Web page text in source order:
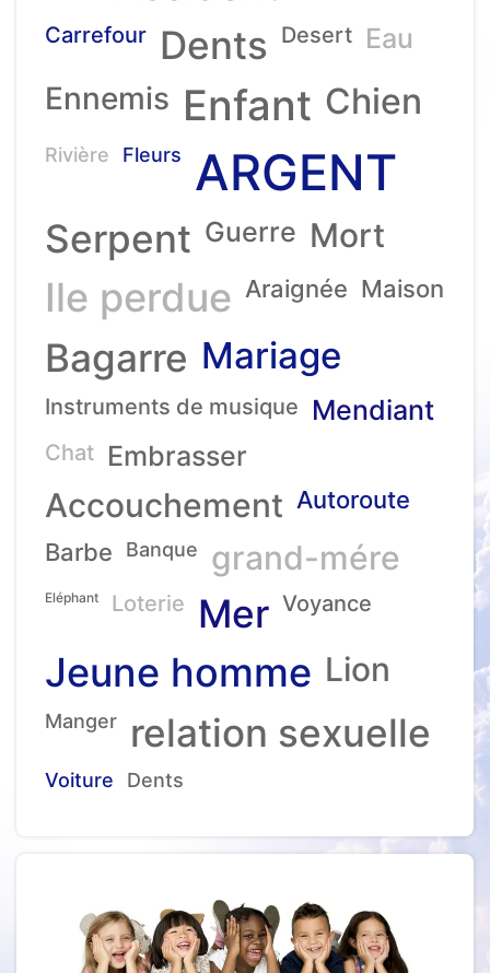
Carrefour Dents Desert Eau
Ennemis Enfant Chien
Rivière Fleurs ARGENT
Serpent Guerre Mort
Ile perdue Araignée Maison
Bagarre Mariage
Instruments de musique Mendiant
Chat Embrasser
Accouchement Autoroute
Barbe
Banque grand-mére
Eléphant Loterie Mer Voyance
Jeune homme Lion
Manger relation sexuelle
Voiture Dents